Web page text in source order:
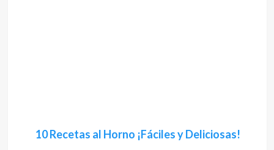
10 Recetas al Horno ¡Fáciles y Deliciosas!